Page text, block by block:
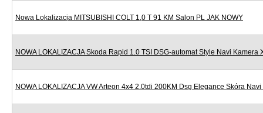
Nowa Lokalizacja MITSUBISHI COLT 1,0 T 91 KM Salon PL JAK NOWY
NOWA LOKALIZACJA Skoda Rapid 1.0 TSI DSG-automat Style Navi Kamera
NOWA LOKALIZACJA VW Arteon 4x4 2.0tdi 200KM Dsg Elegance Skóra